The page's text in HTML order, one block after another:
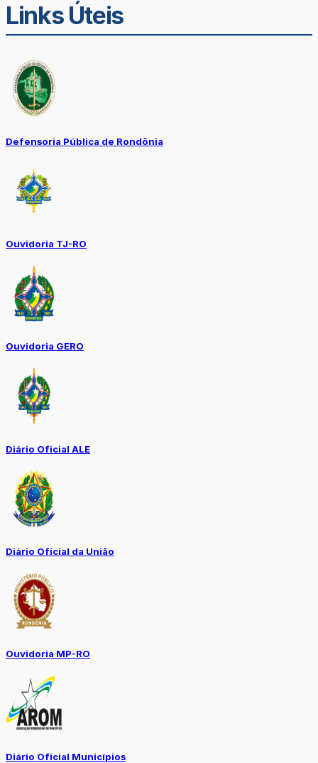
Links Úteis
Defensoria Pública de Rondônia
Ouvidoria TJ-RO
Ouvidoria GERO
Diário Oficial ALE
Diário Oficial da União
Ouvidoria MP-RO
Diário Oficial Municípios